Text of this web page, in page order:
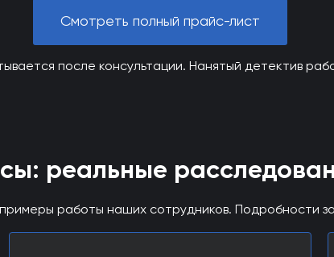
Смотреть полный прайс-лист
после консультации. Нанятый детектив
реальные
работы наших сотрудников. Подробности